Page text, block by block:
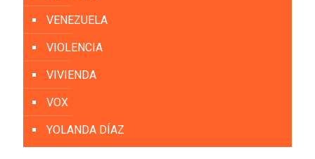
VENEZUELA
VIOLENCIA
VIVIENDA
VOX
YOLANDA DÍAZ